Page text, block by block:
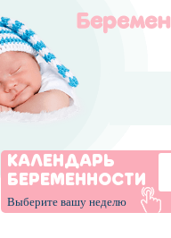
КАЛЕНДАРЬ
БЕРЕМЕННОСТИ
Выберите вашу неделю